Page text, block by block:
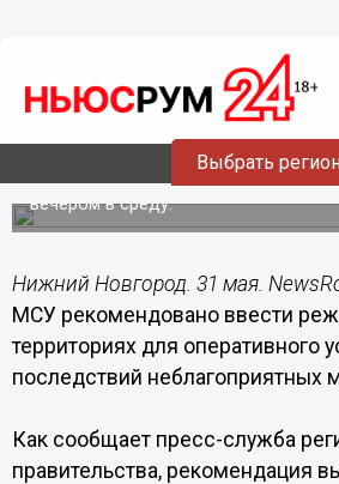
Выбрать
Режим ЧС рекомендовано
органам МСУ в
области после урагана
Около 40 тысяч жителей региона
вечером в среду.
Нижний Новгород. 31 мая.
МСУ рекомендовано ввести
территориях для оперативного
последствий неблагоприятных
Как сообщает пресс-служба
правительства, рекомендация